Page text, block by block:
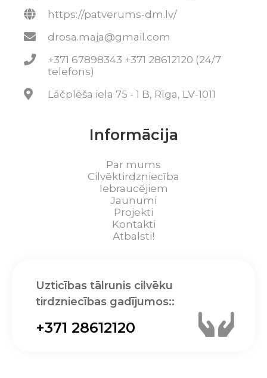
https://patverums-dm.lv/
drosa.maja@gmail.com
+371 67898343 +371 28612120 (24/7
telefons)
Lāčplēša iela 75 - 1 B, Rīga, LV-1011
Informācija
Par mums
Cilvēktirdzniecība
Iebraucējiem
Jaunumi
Projekti
Kontakti
Atbalsti!
Uzticības tālrunis cilvēku
tirdzniecības gadījumos::
+371 28612120